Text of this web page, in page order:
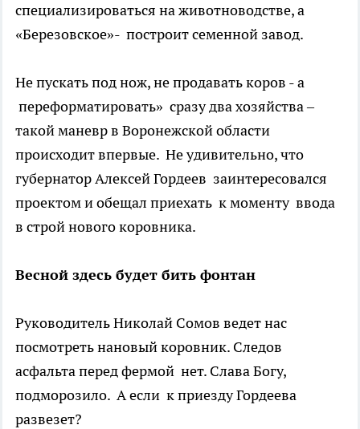
специализироваться на животноводстве, а
«Березовское»- построит семенной завод.
Не пускать под нож, не продавать коров - а
переформатировать» сразу два хозяйства –
такой маневр в Воронежской области
происходит впервые. Не удивительно, что
губернатор Алексей Гордеев заинтересовался
проектом и обещал приехать к моменту ввода
в строй нового коровника.
Весной здесь будет бить фонтан
Руководитель Николай Сомов ведет нас
посмотреть нановый коровник. Следов
асфальта перед фермой нет. Слава Богу,
подморозило. А если к приезду Гордеева
развезет?